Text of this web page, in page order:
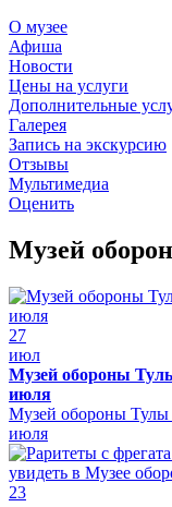
О музее
Афиша
Новости
Цены на услуги
Дополнительные
Галерея
Запись на экскурсию
Отзывы
Мультимедиа
Оценить
Музей
27
июл
Музей обороны
июля
Музей обороны Тулы
июля
23